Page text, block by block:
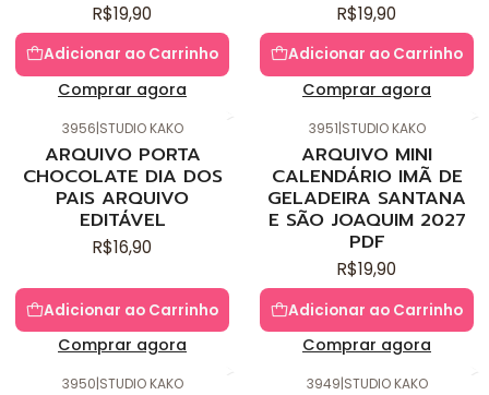
R$19,90
Adicionar ao Carrinho
Comprar agora
R$19,90
Adicionar ao Carrinho
Comprar agora
3956|STUDIO KAKO
ARQUIVO PORTA
CHOCOLATE DIA DOS
PAIS ARQUIVO
EDITÁVEL
R$16,90
Adicionar ao Carrinho
Comprar agora
3951|STUDIO KAKO
ARQUIVO MINI
CALENDÁRIO IMÃ DE
GELADEIRA SANTANA
E SÃO JOAQUIM 2027
PDF
R$19,90
Adicionar ao Carrinho
Comprar agora
3950|STUDIO KAKO 3949|STUDIO KAKO